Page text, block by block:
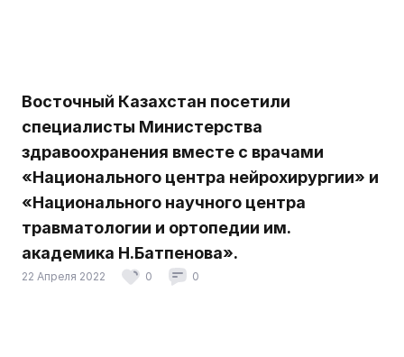
Восточный Казахстан посетили
специалисты Министерства
здравоохранения вместе с врачами
«Национального центра нейрохирургии» и
«Национального научного центра
травматологии и ортопедии им.
академика Н.Батпенова».
22 Апреля 2022 0 0